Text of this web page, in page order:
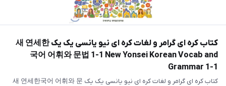
کتاب کره ای گرامر و لغات کره ای نیو یانسی یک یک 새 연세한
국어 어휘와 문법 1-1 New Yonsei Korean Vocab and
Grammar 1-1
کتاب کره ای گرامر و لغات کره ای نیو یانسی یک یک 새 연세한국어 어휘와 문